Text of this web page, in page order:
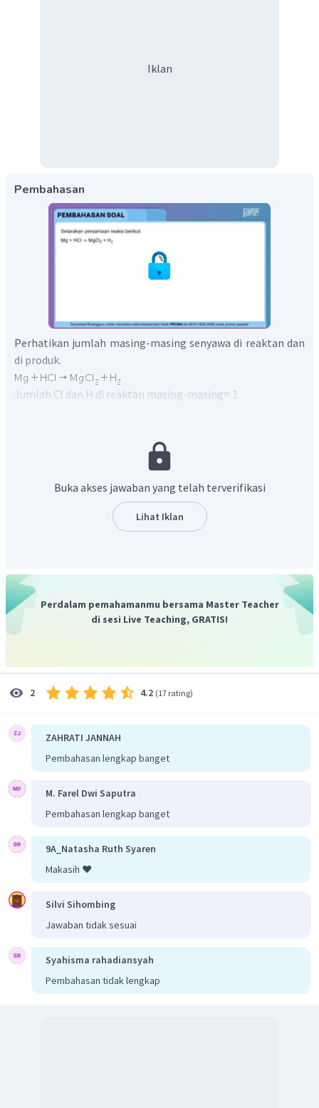
Iklan
Pembahasan
Perhatikan jumlah masing-masing senyawa di reaktan dan
di produk.
Jumlah Cl dan H di reaktan masing-masing= 1
ditambah koefisien 2 pada senyawa HCl.
Jadi, reaksi setaranya yaitu
Buka akses jawaban yang telah terverifikasi
Lihat Iklan
Perdalam pemahamanmu bersama Master Teacher
di sesi Live Teaching, GRATIS!
2 4.2 (17 rating)
ZAHRATI JANNAH
Pembahasan lengkap banget
M. Farel Dwi Saputra
Pembahasan lengkap banget
9A_Natasha Ruth Syaren
Makasih ❤️
Silvi Sihombing
Jawaban tidak sesuai
Syahisma rahadiansyah
Pembahasan tidak lengkap